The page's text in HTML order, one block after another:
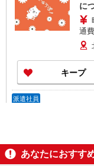
に
通
キープ
派遣社員
株式会社kotrio /●NR-H-
≪
通
あなたにおすす